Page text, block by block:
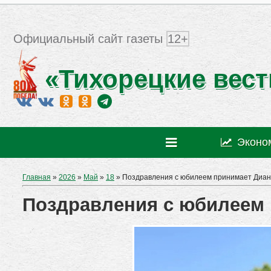
Официальный сайт газеты 12+
«Тихорецкие
Главная »2026 » Май » 18 » Поздравления с юбилеем принимает
Поздравления с юбилеем